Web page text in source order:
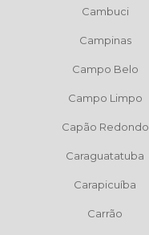
Cambuci
Campinas
Campo Belo
Campo Limpo
Capão Redondo
Caraguatatuba
Carapicuíba
Carrão